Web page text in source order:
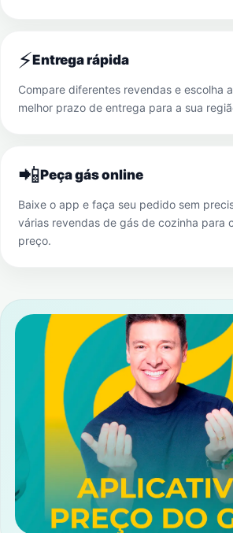
⚡Entrega rápida
Compare diferentes revendas e escolha
melhor prazo de entrega para a sua
📲Peça gás online
Baixe o app e faça seu pedido sem
várias revendas de gás de cozinha para
preço.